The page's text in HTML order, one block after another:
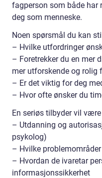
fagperson som både har
deg som menneske.
Noen spørsmål du kan
– Hvilke utfordringer
– Foretrekker du en mer
mer utforskende og rolig
– Er det viktig for deg
– Hvor ofte ønsker du
En seriøs tilbyder vil
– Utdanning og
psykolog)
– Hvilke
– Hvordan de ivaretar
informasjonssikkerhet